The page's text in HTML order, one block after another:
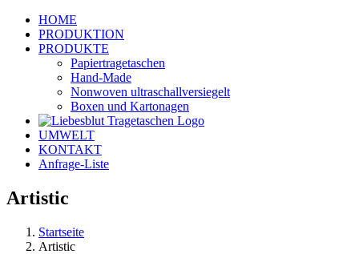
Zum
Inhalt
springen
HOME
PRODUKTION
PRODUKTE
Papiertragetaschen
Hand-Made
Nonwoven ultraschallversiegelt
Boxen und Kartonagen
UMWELT
KONTAKT
Anfrage-Liste
Artistic
Startseite
Artistic